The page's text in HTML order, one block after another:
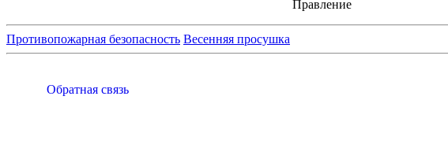
Правление
Противопожарная безопасность Весенняя просушка
Обратная связь